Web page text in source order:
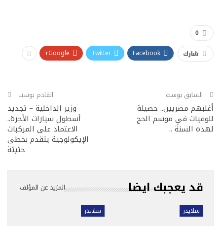
0
شارك Facebook
Twitter
Google+
السابق بوست
أغلبهم مصريين.. حصيلة
للوفيات في موسم الحج
لهذه السنة ..
القادم بوست
وزير الداخلية – تجديد
أسطول سيارات الأجرة..
الاعتماد على المركبات
الإيكولوجية يتقدم بخطى
حثيثة
قد يعجبك ايضا المزيد عن المؤلف
سلايدر سلايدر